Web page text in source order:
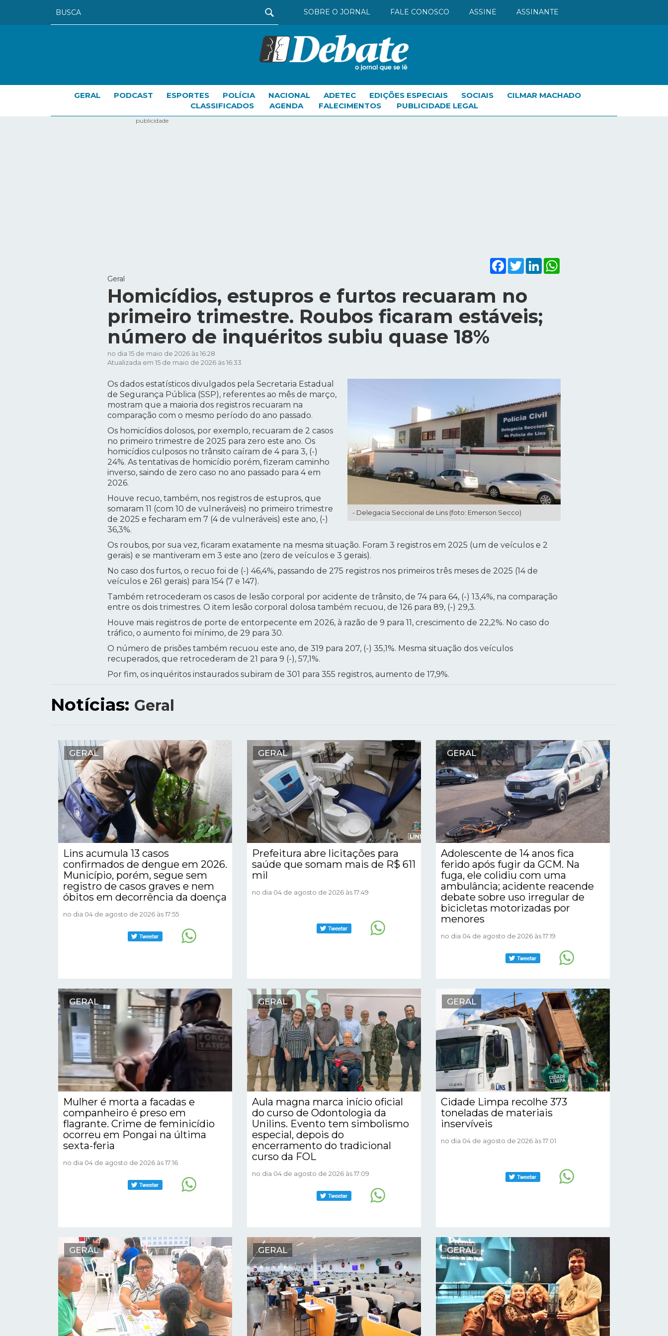
ASSINANTE
ASSINE
FALE CONOSCO
SOBRE O JORNAL
GERAL PODCAST ESPORTES POLÍCIA NACIONAL ADETEC EDIÇÕES ESPECIAIS SOCIAIS
CILMAR MACHADO
CLASSIFICADOS
AGENDA FALECIMENTOS PUBLICIDADE LEGAL
publicidade
FacebookTwitterLinkedIn
Geral
Homicídios, estupros e furtos recuaram no
primeiro trimestre. Roubos ficaram estáveis;
número de inquéritos subiu quase 18%
no dia 15 de maio de 2026 às 16:28
Atualizada em 15 de maio de 2026 às 16:33
- Delegacia Seccional de Lins (foto: Emerson Secco)
Os dados estatísticos divulgados pela Secretaria Estadual
de Segurança Pública (SSP), referentes ao mês de março,
mostram que a maioria dos registros recuaram na
comparação com o mesmo período do ano passado.
Os homicídios dolosos, por exemplo, recuaram de 2 casos
no primeiro trimestre de 2025 para zero este ano. Os
homicídios culposos no trânsito caíram de 4 para 3, (-)
24%. As tentativas de homicídio porém, fizeram caminho
inverso, saindo de zero caso no ano passado para 4 em
2026.
Houve recuo, também, nos registros de estupros, que
somaram 11 (com 10 de vulneráveis) no primeiro trimestre
de 2025 e fecharam em 7 (4 de vulneráveis) este ano, (-)
36,3%.
Os roubos, por sua vez, ficaram exatamente na mesma situação. Foram 3 registros em 2025 (um de veículos e 2
gerais) e se mantiveram em 3 este ano (zero de veículos e 3 gerais).
No caso dos furtos, o recuo foi de (-) 46,4%, passando de 275 registros nos primeiros três meses de 2025 (14 de
veículos e 261 gerais) para 154 (7 e 147).
Também retrocederam os casos de lesão corporal por acidente de trânsito, de 74 para 64, (-) 13,4%, na comparação
entre os dois trimestres. O item lesão corporal dolosa também recuou, de 126 para 89, (-) 29,3.
Houve mais registros de porte de entorpecente em 2026, à razão de 9 para 11, crescimento de 22,2%. No caso do
tráfico, o aumento foi mínimo, de 29 para 30.
O número de prisões também recuou este ano, de 319 para 207, (-) 35,1%. Mesma situação dos veículos
recuperados, que retrocederam de 21 para 9 (-), 57,1%.
Por fim, os inquéritos instaurados subiram de 301 para 355 registros, aumento de 17,9%.
Notícias: Geral
GERAL
Lins acumula 13 casos
confirmados de dengue em 2026.
Município, porém, segue sem
registro de casos graves e nem
óbitos em decorrência da doença
no dia 04 de agosto de 2026 às 17:55
GERAL
Prefeitura abre licitações para
saúde que somam mais de R$ 611
mil
no dia 04 de agosto de 2026 às 17:49
GERAL
Adolescente de 14 anos fica
ferido após fugir da GCM. Na
fuga, ele colidiu com uma
ambulância; acidente reacende
debate sobre uso irregular de
bicicletas motorizadas por
menores
no dia 04 de agosto de 2026 às 17:19
GERAL
Mulher é morta a facadas e
companheiro é preso em
flagrante. Crime de feminicídio
ocorreu em Pongai na última
sexta-feria
no dia 04 de agosto de 2026 às 17:16
GERAL
Aula magna marca início oficial
do curso de Odontologia da
Unilins. Evento tem simbolismo
especial, depois do
encerramento do tradicional
curso da FOL
no dia 04 de agosto de 2026 às 17:09
GERAL
Cidade Limpa recolhe 373
toneladas de materiais
inservíveis
no dia 04 de agosto de 2026 às 17:01
GERAL GERAL GERAL